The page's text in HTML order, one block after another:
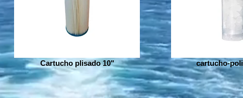
Cartucho plisado 10" cartucho-